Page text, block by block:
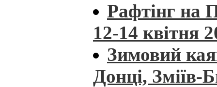
Рафтінг на
12-14 квітня
Зимовий
Донці,